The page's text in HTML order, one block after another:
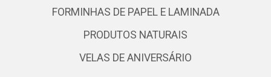
FORMINHAS DE PAPEL E LAMINADA
PRODUTOS NATURAIS
VELAS DE ANIVERSÁRIO